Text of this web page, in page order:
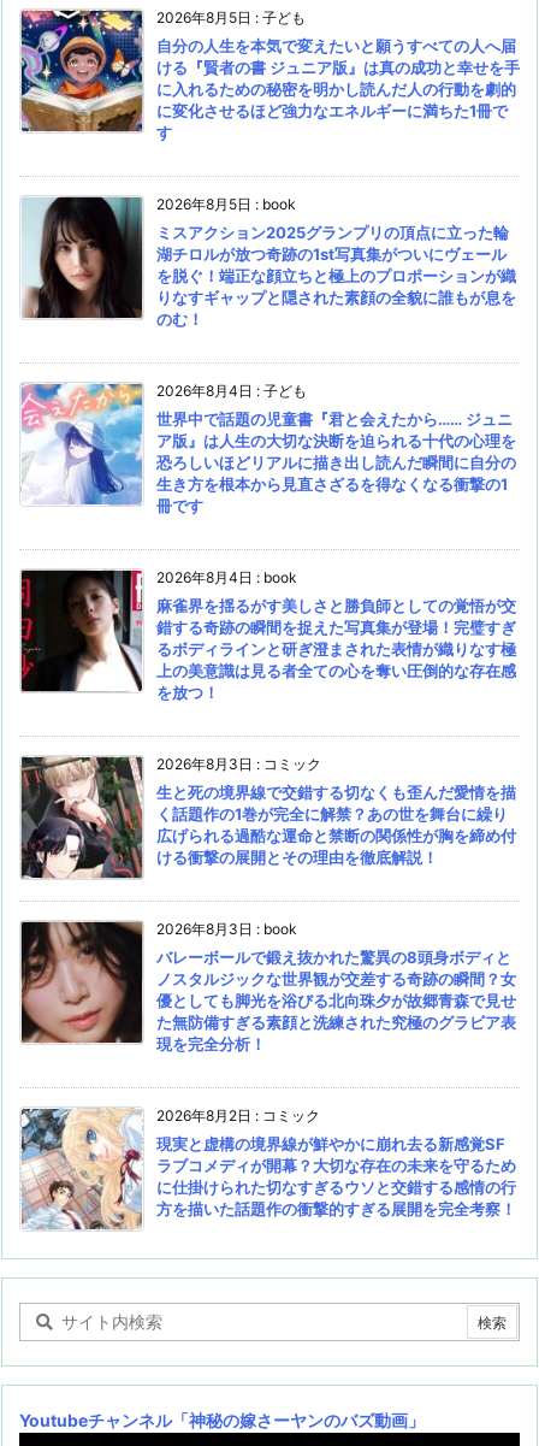
2026年8月5日 : 子ども
自分の人生を本気で変えたいと願うすべての人へ届
ける『賢者の書 ジュニア版』は真の成功と幸せを手
に入れるための秘密を明かし読んだ人の行動を劇的
に変化させるほど強力なエネルギーに満ちた1冊で
す
2026年8月5日 : book
ミスアクション2025グランプリの頂点に立った輪
湖チロルが放つ奇跡の1st写真集がついにヴェール
を脱ぐ！端正な顔立ちと極上のプロポーションが織
りなすギャップと隠された素顔の全貌に誰もが息を
のむ！
2026年8月4日 : 子ども
世界中で話題の児童書『君と会えたから…… ジュニ
ア版』は人生の大切な決断を迫られる十代の心理を
恐ろしいほどリアルに描き出し読んだ瞬間に自分の
生き方を根本から見直さざるを得なくなる衝撃の1
冊です
2026年8月4日 : book
麻雀界を揺るがす美しさと勝負師としての覚悟が交
錯する奇跡の瞬間を捉えた写真集が登場！完璧すぎ
るボディラインと研ぎ澄まされた表情が織りなす極
上の美意識は見る者全ての心を奪い圧倒的な存在感
を放つ！
2026年8月3日 : コミック
生と死の境界線で交錯する切なくも歪んだ愛情を描
く話題作の1巻が完全に解禁？あの世を舞台に繰り
広げられる過酷な運命と禁断の関係性が胸を締め付
ける衝撃の展開とその理由を徹底解説！
2026年8月3日 : book
バレーボールで鍛え抜かれた驚異の8頭身ボディと
ノスタルジックな世界観が交差する奇跡の瞬間？女
優としても脚光を浴びる北向珠夕が故郷青森で見せ
た無防備すぎる素顔と洗練された究極のグラビア表
現を完全分析！
2026年8月2日 : コミック
現実と虚構の境界線が鮮やかに崩れ去る新感覚SF
ラブコメディが開幕？大切な存在の未来を守るため
に仕掛けられた切なすぎるウソと交錯する感情の行
方を描いた話題作の衝撃的すぎる展開を完全考察！
Youtubeチャンネル「神秘の嫁さーヤンのバズ動画」